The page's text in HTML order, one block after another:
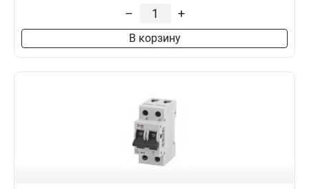
– +
В корзину